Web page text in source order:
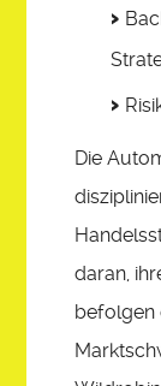
Die
daran,
befolgen